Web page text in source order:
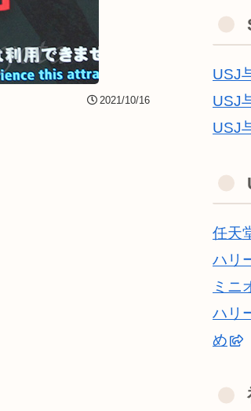
2021/10/16
USJ
USJ
USJ
任天
ハリ
ミニ
ハリ
め